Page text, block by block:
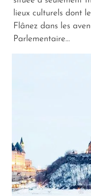
lieux culturels dont
Flânez dans les
Parlementaire…